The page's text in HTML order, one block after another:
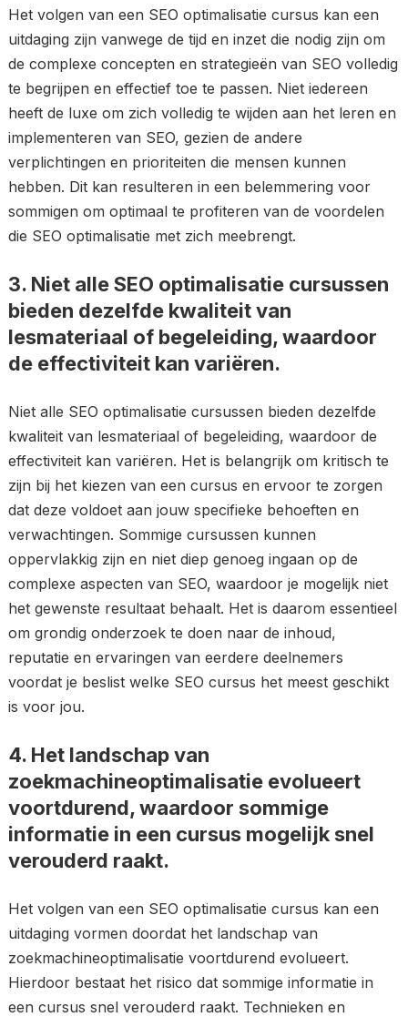
Het volgen van een SEO optimalisatie cursus kan een
uitdaging zijn vanwege de tijd en inzet die nodig zijn om
de complexe concepten en strategieën van SEO volledig
te begrijpen en effectief toe te passen. Niet iedereen
heeft de luxe om zich volledig te wijden aan het leren en
implementeren van SEO, gezien de andere
verplichtingen en prioriteiten die mensen kunnen
hebben. Dit kan resulteren in een belemmering voor
sommigen om optimaal te profiteren van de voordelen
die SEO optimalisatie met zich meebrengt.
3. Niet alle SEO optimalisatie cursussen
bieden dezelfde kwaliteit van
lesmateriaal of begeleiding, waardoor
de effectiviteit kan variëren.
Niet alle SEO optimalisatie cursussen bieden dezelfde
kwaliteit van lesmateriaal of begeleiding, waardoor de
effectiviteit kan variëren. Het is belangrijk om kritisch te
zijn bij het kiezen van een cursus en ervoor te zorgen
dat deze voldoet aan jouw specifieke behoeften en
verwachtingen. Sommige cursussen kunnen
oppervlakkig zijn en niet diep genoeg ingaan op de
complexe aspecten van SEO, waardoor je mogelijk niet
het gewenste resultaat behaalt. Het is daarom essentieel
om grondig onderzoek te doen naar de inhoud,
reputatie en ervaringen van eerdere deelnemers
voordat je beslist welke SEO cursus het meest geschikt
is voor jou.
4. Het landschap van
zoekmachineoptimalisatie evolueert
voortdurend, waardoor sommige
informatie in een cursus mogelijk snel
verouderd raakt.
Het volgen van een SEO optimalisatie cursus kan een
uitdaging vormen doordat het landschap van
zoekmachineoptimalisatie voortdurend evolueert.
Hierdoor bestaat het risico dat sommige informatie in
een cursus snel verouderd raakt. Technieken en